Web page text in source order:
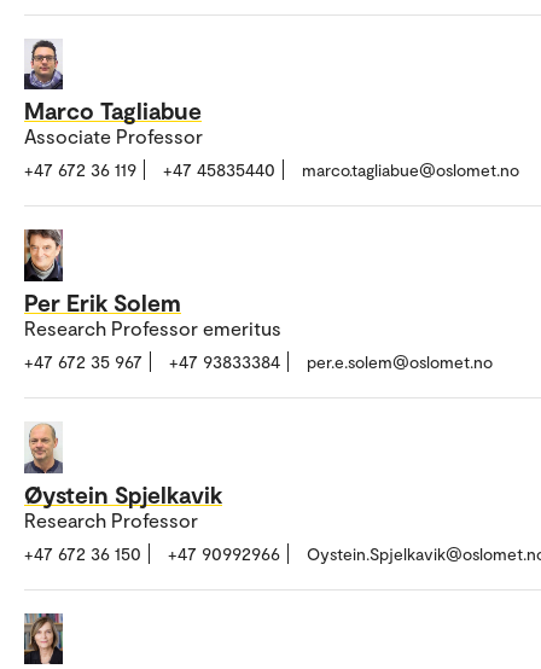
Marco Tagliabue
Associate Professor
+47 672 36 119 +47 45835440 marco.tagliabue@oslomet.no
Per Erik Solem
Research Professor emeritus
+47 672 35 967 +47 93833384 per.e.solem@oslomet.no
Øystein Spjelkavik
Research Professor
+47 672 36 150 +47 90992966